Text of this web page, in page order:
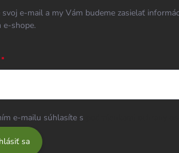
e-mail a my Vám budeme zasielať
e-shope.
e-mailu súhlasíte s
sa